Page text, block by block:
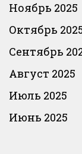
Ноябрь 2025
Октябрь
Сентябрь
Август 2025
Июль 2025
Июнь 2025